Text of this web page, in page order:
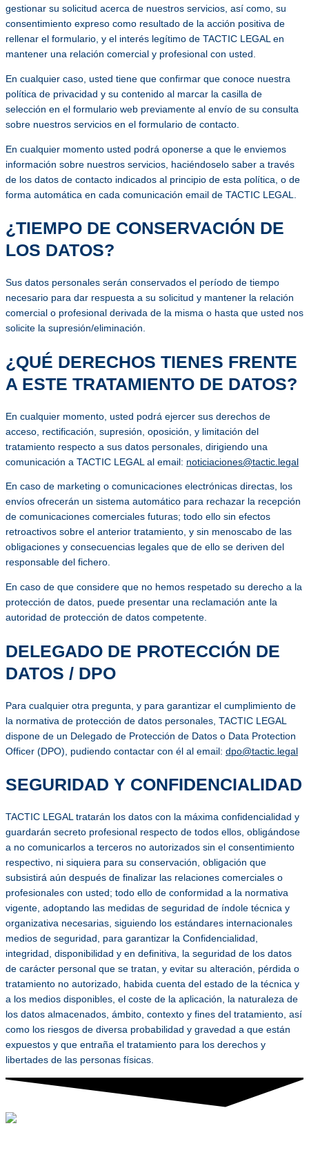
gestionar su solicitud acerca de nuestros servicios, así como, su
consentimiento expreso como resultado de la acción positiva de
rellenar el formulario, y el interés legítimo de TACTIC LEGAL en
mantener una relación comercial y profesional con usted.
En cualquier caso, usted tiene que confirmar que conoce nuestra
política de privacidad y su contenido al marcar la casilla de
selección en el formulario web previamente al envío de su consulta
sobre nuestros servicios en el formulario de contacto.
En cualquier momento usted podrá oponerse a que le enviemos
información sobre nuestros servicios, haciéndoselo saber a través
de los datos de contacto indicados al principio de esta política, o de
forma automática en cada comunicación email de TACTIC LEGAL.
¿TIEMPO DE CONSERVACIÓN DE
LOS DATOS?
Sus datos personales serán conservados el período de tiempo
necesario para dar respuesta a su solicitud y mantener la relación
comercial o profesional derivada de la misma o hasta que usted nos
solicite la supresión/eliminación.
¿QUÉ DERECHOS TIENES FRENTE
A ESTE TRATAMIENTO DE DATOS?
En cualquier momento, usted podrá ejercer sus derechos de
acceso, rectificación, supresión, oposición, y limitación del
tratamiento respecto a sus datos personales, dirigiendo una
comunicación a TACTIC LEGAL al email: noticiaciones@tactic.legal
En caso de marketing o comunicaciones electrónicas directas, los
envíos ofrecerán un sistema automático para rechazar la recepción
de comunicaciones comerciales futuras; todo ello sin efectos
retroactivos sobre el anterior tratamiento, y sin menoscabo de las
obligaciones y consecuencias legales que de ello se deriven del
responsable del fichero.
En caso de que considere que no hemos respetado su derecho a la
protección de datos, puede presentar una reclamación ante la
autoridad de protección de datos competente.
DELEGADO DE PROTECCIÓN DE
DATOS / DPO
Para cualquier otra pregunta, y para garantizar el cumplimiento de
la normativa de protección de datos personales, TACTIC LEGAL
dispone de un Delegado de Protección de Datos o Data Protection
Officer (DPO), pudiendo contactar con él al email: dpo@tactic.legal
SEGURIDAD Y CONFIDENCIALIDAD
TACTIC LEGAL tratarán los datos con la máxima confidencialidad y
guardarán secreto profesional respecto de todos ellos, obligándose
a no comunicarlos a terceros no autorizados sin el consentimiento
respectivo, ni siquiera para su conservación, obligación que
subsistirá aún después de finalizar las relaciones comerciales o
profesionales con usted; todo ello de conformidad a la normativa
vigente, adoptando las medidas de seguridad de índole técnica y
organizativa necesarias, siguiendo los estándares internacionales
medios de seguridad, para garantizar la Confidencialidad,
integridad, disponibilidad y en definitiva, la seguridad de los datos
de carácter personal que se tratan, y evitar su alteración, pérdida o
tratamiento no autorizado, habida cuenta del estado de la técnica y
a los medios disponibles, el coste de la aplicación, la naturaleza de
los datos almacenados, ámbito, contexto y fines del tratamiento, así
como los riesgos de diversa probabilidad y gravedad a que están
expuestos y que entraña el tratamiento para los derechos y
libertades de las personas físicas.